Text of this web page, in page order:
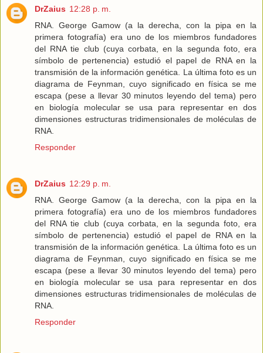
DrZaius 12:28 p. m.
RNA. George Gamow (a la derecha, con la pipa en la
primera fotografía) era uno de los miembros fundadores
del RNA tie club (cuya corbata, en la segunda foto, era
símbolo de pertenencia) estudió el papel de RNA en la
transmisión de la información genética. La última foto es un
diagrama de Feynman, cuyo significado en física se me
escapa (pese a llevar 30 minutos leyendo del tema) pero
en biología molecular se usa para representar en dos
dimensiones estructuras tridimensionales de moléculas de
RNA.
Responder
DrZaius 12:29 p. m.
RNA. George Gamow (a la derecha, con la pipa en la
primera fotografía) era uno de los miembros fundadores
del RNA tie club (cuya corbata, en la segunda foto, era
símbolo de pertenencia) estudió el papel de RNA en la
transmisión de la información genética. La última foto es un
diagrama de Feynman, cuyo significado en física se me
escapa (pese a llevar 30 minutos leyendo del tema) pero
en biología molecular se usa para representar en dos
dimensiones estructuras tridimensionales de moléculas de
RNA.
Responder